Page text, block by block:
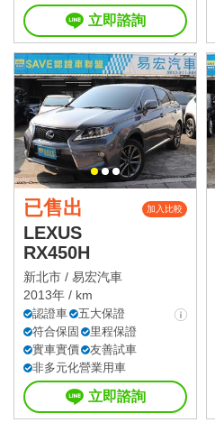
立即諮詢
已售出 加入比較
LEXUS
RX450H
新北市 / 易宏汽車
2013年 / km
認證車
五大保證
符合保固
里程保證
實車實價
友善試車
非多元化營業用車
立即諮詢